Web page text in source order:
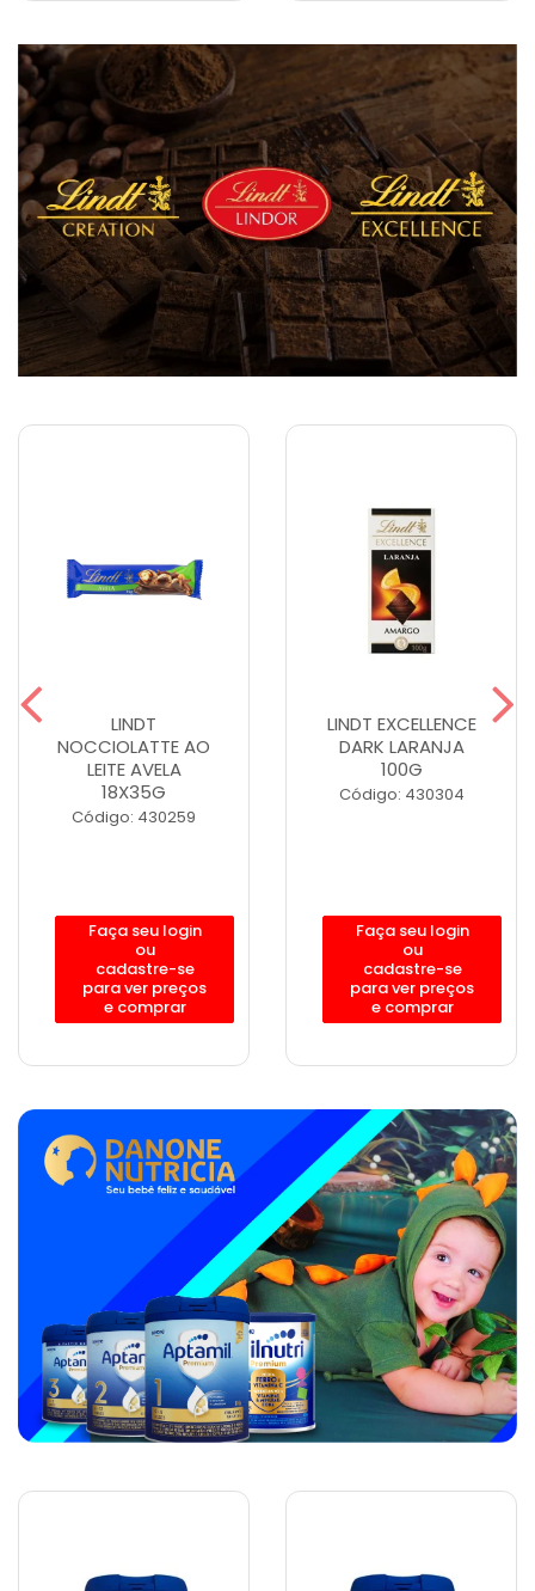
LINDT
NOCCIOLATTE AO
LEITE AVELA
18X35G
Código: 430259
Faça seu login
ou
cadastre-se
para ver preços
e comprar
LINDT EXCELLENCE
DARK LARANJA
100G
Código: 430304
Faça seu login
ou
cadastre-se
para ver preços
e comprar